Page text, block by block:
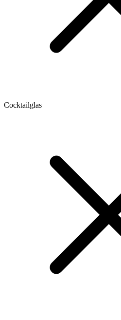
Cocktailglas